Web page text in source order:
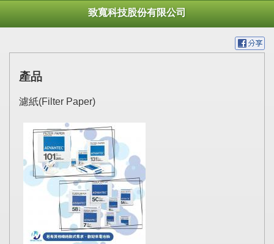
致寬科技股份有限公司
產品
濾紙(Filter Paper)